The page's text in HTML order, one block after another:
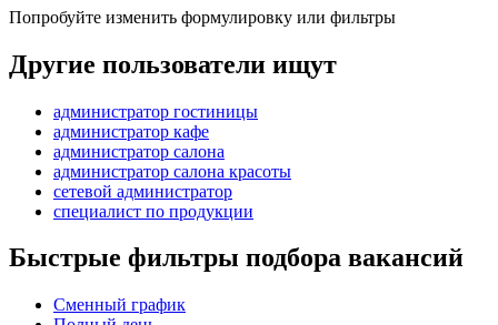
Попробуйте изменить формулировку или фильтры
Другие пользователи ищут
администратор гостиницы
администратор кафе
администратор салона
администратор салона красоты
сетевой администратор
специалист по продукции
Быстрые фильтры подбора вакансий
Сменный график